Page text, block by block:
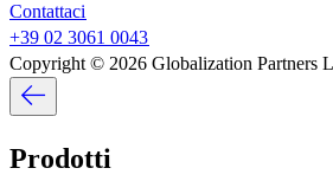
Contattaci​​
+39 02 3061 0043​​
Copyright © 2026 Globalization Partners
Prodotti​​